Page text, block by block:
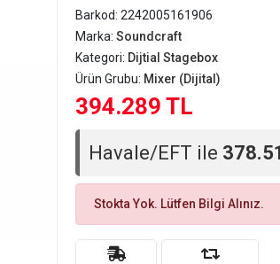
Barkod:2242005161906
Marka:Soundcraft
Kategori: Dijtial Stagebox
Ürün Grubu: Mixer (Dijital)
394.289 TL
Havale/EFT ile
Stokta Yok. Lütfen Bilgi Alınız.